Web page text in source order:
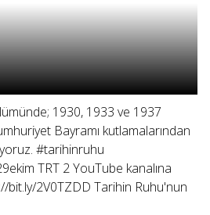
1930, 1933 ve 1937
Bayramı kutlamalarından
#tarihinruhu
TRT 2 YouTube kanalına
bit.ly/2V0TZDD Tarihin Ruhu'nun